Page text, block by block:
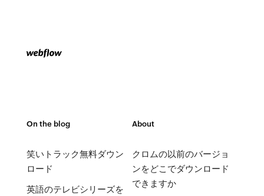
On the blog
笑いトラック無料ダウン
ロード
英語のテレビシリーズを
About
クロムの以前のバージョ
ンをどこでダウンロード
できますか